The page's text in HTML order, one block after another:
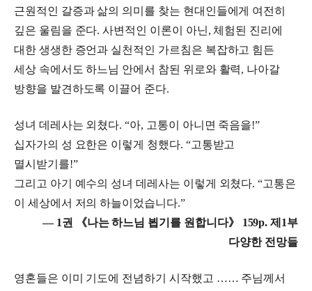
근원적인 갈증과 삶의 의미를 찾는 현대인들에게 여전히
깊은 울림을 준다. 사변적인 이론이 아닌, 체험된 진리에
대한 생생한 증언과 실천적인 가르침은 복잡하고 힘든
세상 속에서도 하느님 안에서 참된 위로와 활력, 나아갈
방향을 발견하도록 이끌어 준다.
성녀 데레사는 외쳤다. “아, 고통이 아니면 죽음을!”
십자가의 성 요한은 이렇게 청했다. “고통받고
멸시받기를!”
그리고 아기 예수의 성녀 데레사는 이렇게 외쳤다. “고통은
이 세상에서 저의 하늘이었습니다.”
― 1권 《나는 하느님 뵙기를 원합니다》 159p. 제1부
다양한 전망들
영혼들은 이미 기도에 전념하기 시작했고 …… 주님께서